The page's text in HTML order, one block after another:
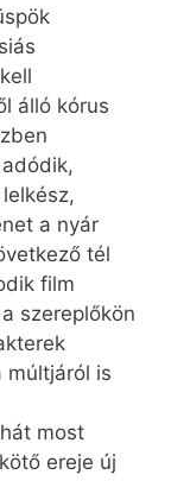
álló kórus
a nyár
tél
film
szereplőkön
múltjáról is
most
ereje új